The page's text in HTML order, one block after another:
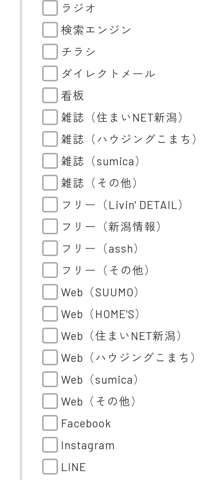
ラジオ
検索エンジン
チラシ
ダイレクトメール
看板
雑誌（住まいNET新潟）
雑誌（ハウジングこまち）
雑誌（sumica）
雑誌（その他）
フリー（Livin' DETAIL）
フリー（新潟情報）
フリー（assh）
フリー（その他）
Web（SUUMO）
Web（HOME'S）
Web（住まいNET新潟）
Web（ハウジングこまち）
Web（sumica）
Web（その他）
Facebook
Instagram
LINE